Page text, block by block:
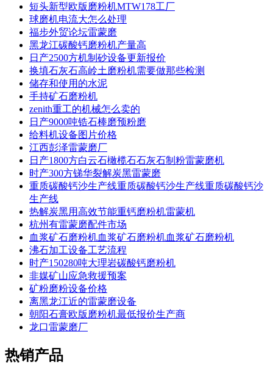
短头新型欧版磨粉机MTW178工厂
球磨机电流大怎么处理
福步外贸论坛雷蒙磨
黑龙江碳酸钙磨粉机产量高
日产2500方机制砂设备更新报价
换填石灰石高岭土磨粉机需要做那些检测
储存和使用的水泥
手持矿石磨粉机
zenith重工的机械怎么卖的
日产9000吨锆石棒磨预粉磨
给料机设备图片价格
江西彭泽雷蒙磨厂
日产1800方白云石橄榄石石灰石制粉雷蒙磨机
时产300方锑华裂解炭黑雷蒙磨
重质碳酸钙沙生产线重质碳酸钙沙生产线重质碳酸钙沙
生产线
热解炭黑用高效节能重钙磨粉机雷蒙机
杭州有雷蒙磨配件市场
血浆矿石磨粉机血浆矿石磨粉机血浆矿石磨粉机
沸石加工设备工艺流程
时产150280吨大理岩碳酸钙磨粉机
非媒矿山应急救援预案
矿粉磨粉设备价格
离黑龙江近的雷蒙磨设备
朝阳石膏欧版磨粉机最低报价生产商
龙口雷蒙磨厂
热销产品